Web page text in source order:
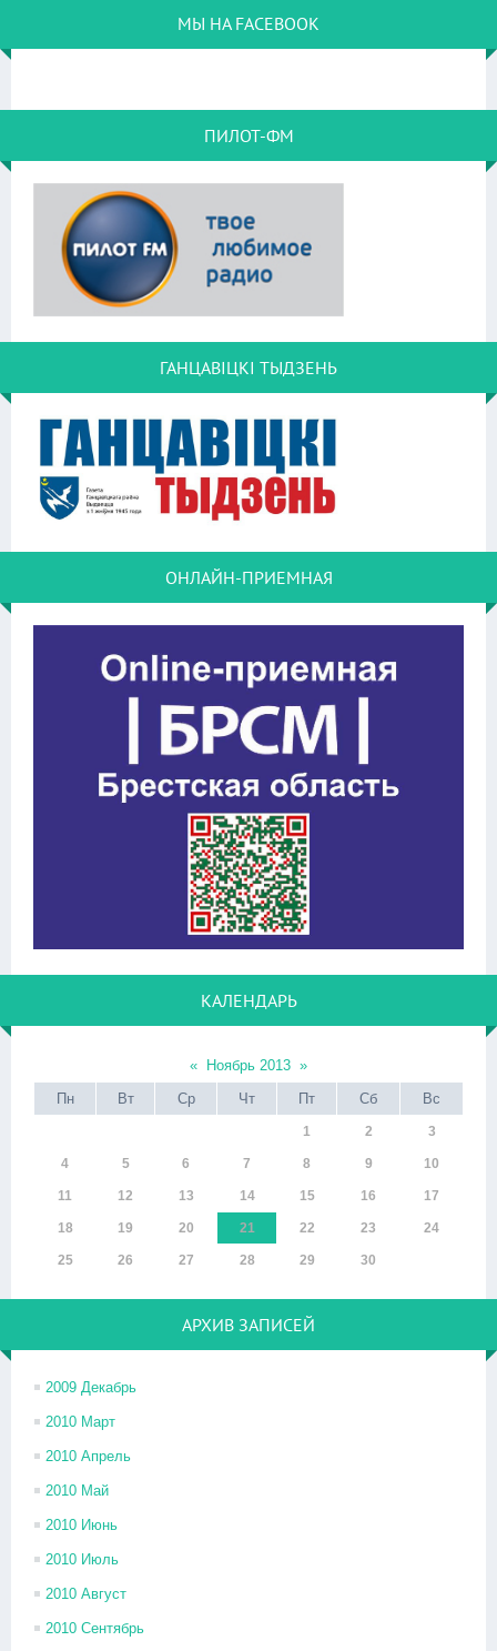
МЫ НА FACEBOOK
ПИЛОТ-ФМ
ГАНЦАВІЦКІ ТЫДЗЕНЬ
ОНЛАЙН-ПРИЕМНАЯ
КАЛЕНДАРЬ
« Ноябрь 2013 »
Пн
Вт Ср Чт Пт Сб Вс
1 2 3
4 5 6 7 8 9 10
11 12 13 14 15 16 17
18 19 20 21 22 23 24
25 26 27 28 29 30
АРХИВ ЗАПИСЕЙ
2009 Декабрь
2010 Март
2010 Апрель
2010 Май
2010 Июнь
2010 Июль
2010 Август
2010 Сентябрь